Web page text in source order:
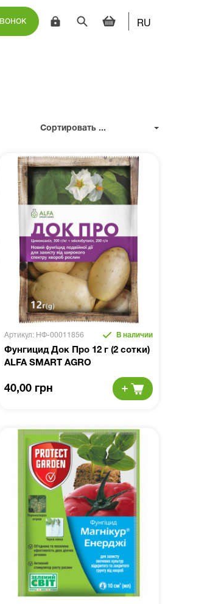
RU
Сортировать ...
Артикул: НФ-00011856 В наличии
Фунгицид Док Про 12 г (2 сотки)
ALFA SMART AGRO
40,00 грн